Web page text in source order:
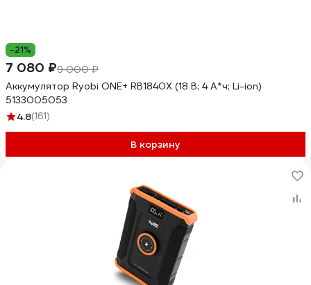
-21%
7 080 ₽9 000 ₽
Аккумулятор Ryobi ONE+ RB1840X (18 В; 4 А*ч; Li-ion)
5133005053
4.8(161)
В корзину